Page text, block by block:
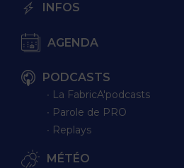
INFOS
AGENDA
PODCASTS
∙ La FabricA'podcasts
∙ Parole de PRO
∙ Replays
MÉTÉO